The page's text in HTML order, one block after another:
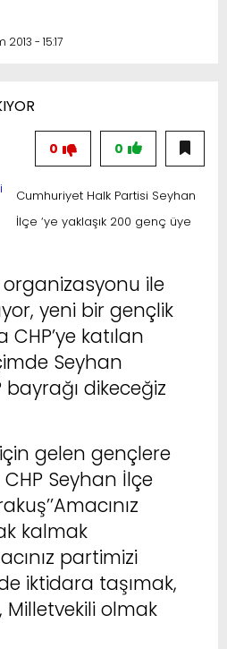
2013 - 15:17
0
0
Cumhuriyet Halk Partisi Seyhan
İlçe ‘ye yaklaşık 200 genç üye
organizasyonu ile
yeni bir gençlik
katılan
Seyhan
bayrağı dikeceğiz
için gelen gençlere
Seyhan İlçe
kalmak
partimizi
iktidara taşımak,
Milletvekili olmak